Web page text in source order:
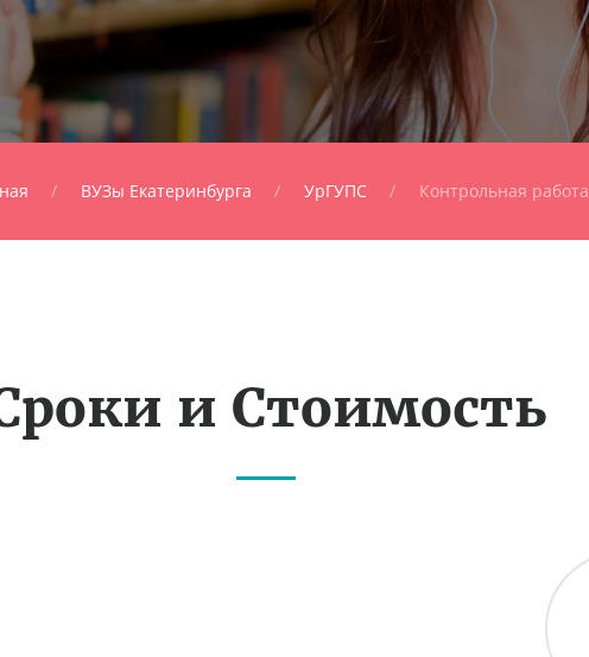
ВУЗы Екатеринбурга УрГУПС Контрольная работа
и Стоимость